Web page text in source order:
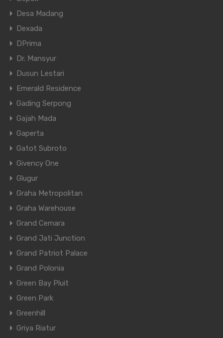
Desa Madang
Dexada
DPrima
Dr. Mansyur
Dusun Lestari
Emerald Residence
Gading Serpong
Gajah Mada
Gaperta
Gatot Subroto
Givency One
Glugur
Graha Metropolitan
Graha Warehouse
Grand Cemara
Grand Jati Junction
Grand Patriot Palace
Grand Polonia
Green Bay Pluit
Green Park
Greenhill
Griya Riatur